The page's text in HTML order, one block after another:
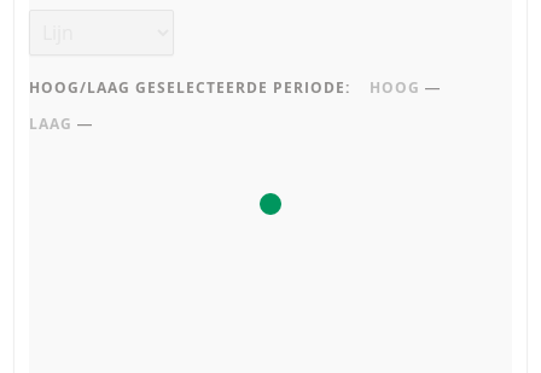
HOOG/LAAG GESELECTEERDE PERIODE: HOOG ―
LAAG ―